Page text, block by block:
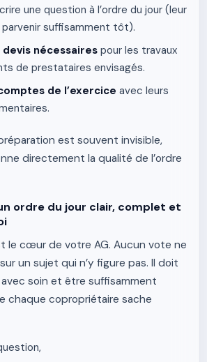
une question à l’ordre du jour (leur
suffisamment tôt).
nécessaires pour les travaux
de prestataires envisagés.
de l’exercice avec leurs
est souvent invisible,
directement la qualité de l’ordre
ordre du jour clair, complet et
le cœur de votre AG. Aucun vote ne
un sujet qui n’y figure pas. Il doit
soin et être suffisamment
chaque copropriétaire sache